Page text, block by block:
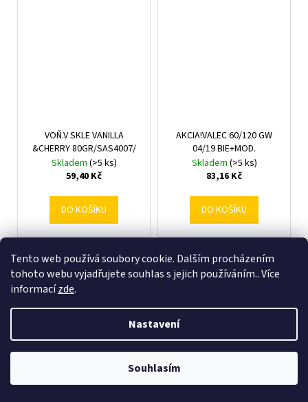
Tento web používá soubory cookie. Dalším procházením
tohoto webu vyjadřujete souhlas s jejich používáním.. Více
informacízde.
Nastavení
Souhlasím
VOŇ.V SKLE VANILLA
&CHERRY 80GR/SAS4007/
Skladem (>5 ks)
59,40 Kč
DO KOŠÍKU
AKCIA!VALEC 60/120 GW
04/19 BIE+MOD.
Skladem (>5 ks)
83,16 Kč
DO KOŠÍKU